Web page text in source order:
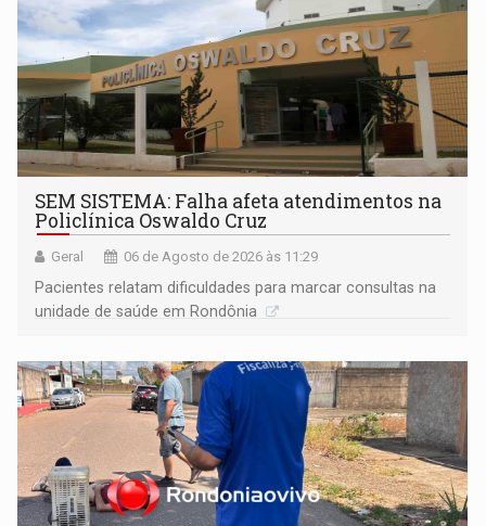
SEM SISTEMA: Falha afeta atendimentos na
Policlínica Oswaldo Cruz
Geral 06 de Agosto de 2026 às 11:29
Pacientes relatam dificuldades para marcar consultas na
unidade de saúde em Rondônia